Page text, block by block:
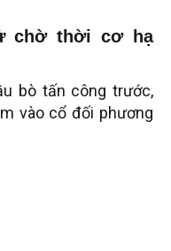
chờ thời cơ hạ
bò tấn công trước,
vào cổ đối phương